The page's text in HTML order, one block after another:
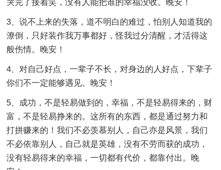
哭完了接着笑，没有人能把谁的幸福没收。晚安！
3、说不上来的失落，道不明白的难过，怕别人知道我的
潦倒，只好装作我万事都好，怪我过分清醒，才活得这
般伤情。晚安！
4、对自己好点，一辈子不长，对身边的人好点，下辈子
你们不一定能够遇见。晚安！
5、成功，不是轻易做到的，幸福，不是轻易得来的，财
富，不是轻易挣来的。这所有的东西，都是通过努力和
打拼赚来的！我们不必羡慕别人，自己亦是风景，我们
不必依靠别人，自己就是英雄，没有不劳而获的成功，
没有轻易得来的幸福，一切都有代价，都靠付出。晚